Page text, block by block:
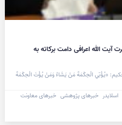
الله اعرافی دامت برکاته به
«يُؤْتِي الْحِكْمَةَ مَنْ يَشَاءُ وَمَنْ يُؤْتَ الْحِكْمَةَ
اسلایدر خبرهای پژوهشی خبرهای معاونت